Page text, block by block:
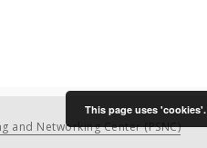
and Networking Center (PSNC)
This page uses 'cookies'.